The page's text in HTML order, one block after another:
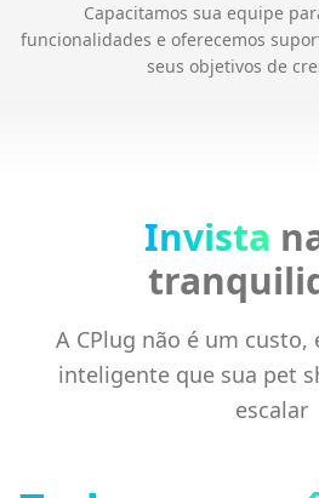
Capacitamos sua equipe
funcionalidades e oferecemos
seus objetivos de
Invista
A CPlug não é um
inteligente que sua pet
escalar